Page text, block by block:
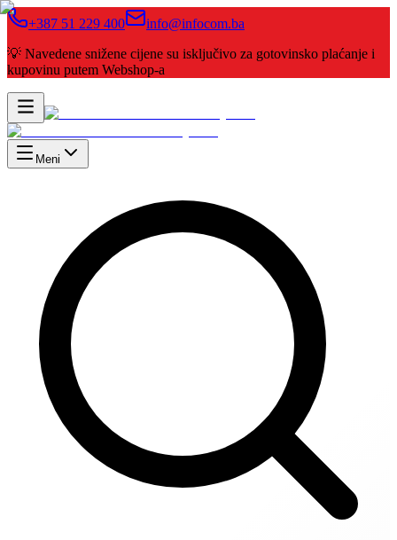
+387 51 229 400
info@infocom.ba
💡 Navedene snižene cijene su isključivo za gotovinsko plaćanje i
kupovinu putem Webshop-a
Meni